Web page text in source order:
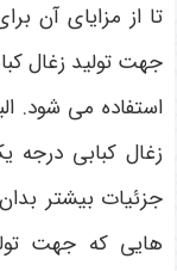
تا از مزایای آن
جهت تولید زغال
استفاده می شود.
زغال کبابی درجه
جزئیات بیشتر
هایی که جهت